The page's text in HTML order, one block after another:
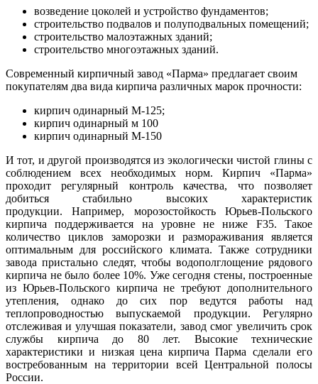
возведение цоколей и устройство фундаментов;
строительство подвалов и полуподвальных помещений;
строительство малоэтажных зданий;
строительство многоэтажных зданий.
Современный кирпичный завод «Парма» предлагает своим
покупателям два вида кирпича различных марок прочности:
кирпич одинарный М-125;
кирпич одинарный м 100
кирпич одинарный М-150
И тот, и другой производятся из экологически чистой глины с
соблюдением всех необходимых норм. Кирпич «Парма»
проходит регулярный контроль качества, что позволяет
добиться стабильно высоких характеристик
продукции. Например, морозостойкость Юрьев-Польского
кирпича поддерживается на уровне не ниже F35. Такое
количество циклов заморозки и размораживания является
оптимальным для российского климата. Также сотрудники
завода пристально следят, чтобы водополглощение рядового
кирпича не было более 10%. Уже сегодня стены, построенные
из Юрьев-Польского кирпича не требуют дополнительного
утепления, однако до сих пор ведутся работы над
теплопроводностью выпускаемой продукции. Регулярно
отслеживая и улучшая показатели, завод смог увеличить срок
службы кирпича до 80 лет. Высокие технические
характеристики и низкая цена кирпича Парма сделали его
востребованным на территории всей Центральной полосы
России.